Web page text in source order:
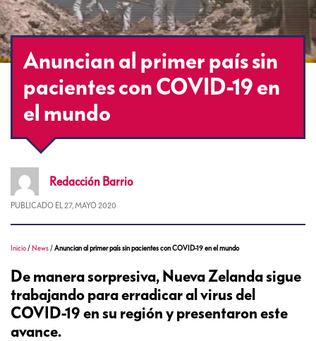
Anuncian al primer país sin
pacientes con COVID-19 en
el mundo
Redacción Barrio
PUBLICADO EL 27, MAYO 2020
Inicio / News /Anuncian al primer país sin pacientes con COVID-19 en el mundo
De manera sorpresiva, Nueva Zelanda sigue
trabajando para erradicar al virus del
COVID-19 en su región y presentaron este
avance.